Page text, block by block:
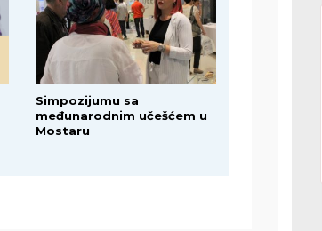
Simpozijumu sa
međunarodnim učešćem u
Mostaru